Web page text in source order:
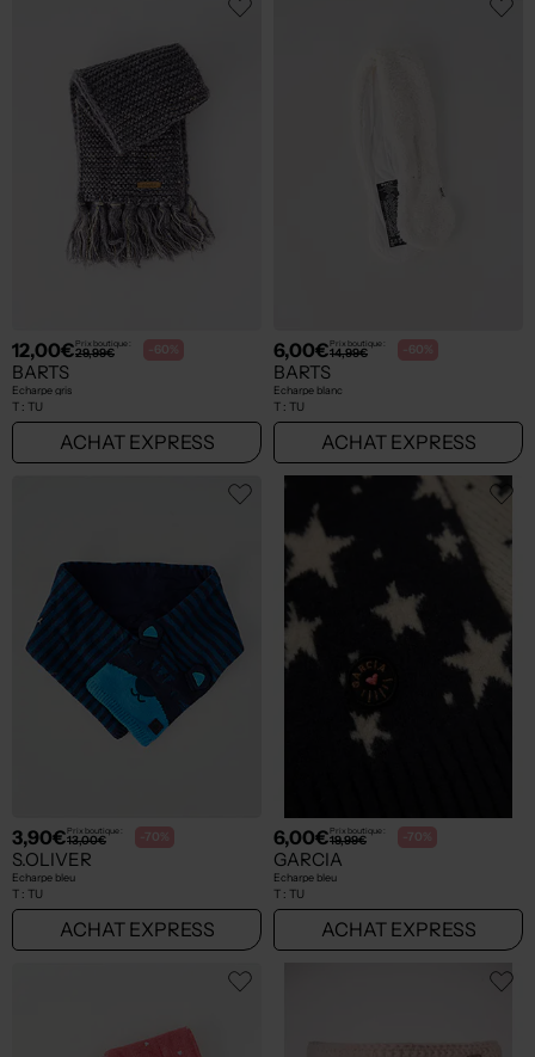
12,00€Prix boutique :
29,99€ -60%
BARTS
Echarpe gris
T : TU
ACHAT EXPRESS
6,00€Prix boutique :
14,99€ -60%
BARTS
Echarpe blanc
T : TU
ACHAT EXPRESS
3,90€Prix boutique :
13,00€ -70%
S.OLIVER
Echarpe bleu
T : TU
ACHAT EXPRESS
6,00€Prix boutique :
19,99€ -70%
GARCIA
Echarpe bleu
T : TU
ACHAT EXPRESS